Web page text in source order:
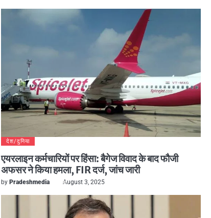
देश/दुनिया
एयरलाइन कर्मचारियों पर हिंसा: बैगेज विवाद के बाद फौजी
अफसर ने किया हमला, FIR दर्ज, जांच जारी
by Pradeshmedia August 3, 2025